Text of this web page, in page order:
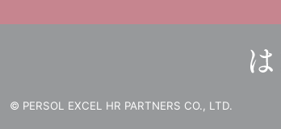
© PERSOL EXCEL HR PARTNERS CO., LTD.